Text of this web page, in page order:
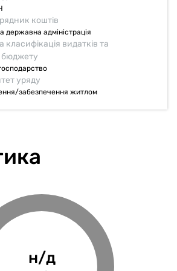
коштів
державна адміністрація
видатків та
бюджету
уряду
забезпечення житлом
н/д
0.44%
Фінансове
н/д
н/д